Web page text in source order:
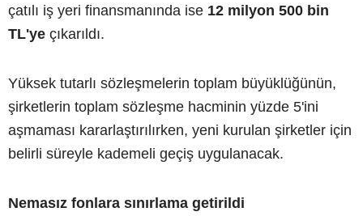
çatılı iş yeri finansmanında ise 12 milyon 500 bin
TL'ye çıkarıldı.
Yüksek tutarlı sözleşmelerin toplam büyüklüğünün,
şirketlerin toplam sözleşme hacminin yüzde 5'ini
aşmaması kararlaştırılırken, yeni kurulan şirketler için
belirli süreyle kademeli geçiş uygulanacak.
Nemasız fonlara sınırlama getirildi